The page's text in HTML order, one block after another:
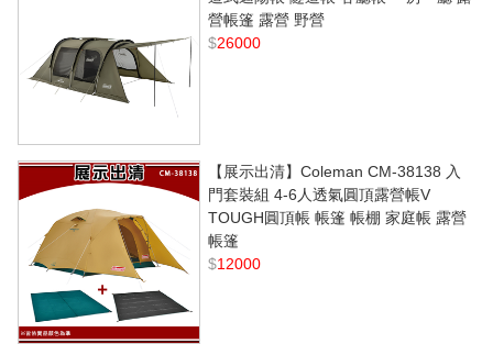
營帳篷 露營 野營
$26000
【展示出清】Coleman CM-38138 入
門套裝組 4-6人透氣圓頂露營帳V
TOUGH圓頂帳 帳篷 帳棚 家庭帳 露營
帳篷
$12000